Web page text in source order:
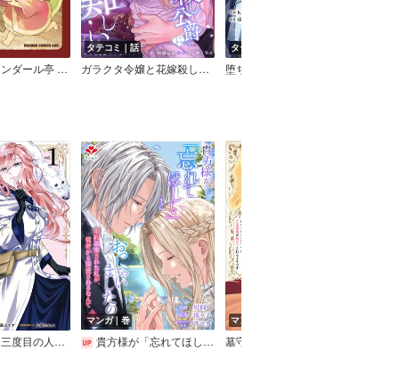
大衆食堂アロンダール亭 ～崖っぷちおじさんシェフ、わがまま王女と【女王の料理人】目指します～
タテコミ｜話
ガラクタ令嬢と花嫁殺し公爵に、愛は難しい。【フルカラー】
タテコミ｜話
稀代の悪女、三度目の人生で【無才無能】を楽しむ【限定特典付き】
マンガ｜巻
貴方様が「忘れてほしい」とおっしゃいましたので～婚約破棄された私が、従者から溺愛されるなんて～【合本版】
マンガ｜巻